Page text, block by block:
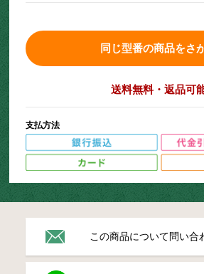
同じ型番の商品をさ
送料無料・返品可
支払方法
この商品について問い合